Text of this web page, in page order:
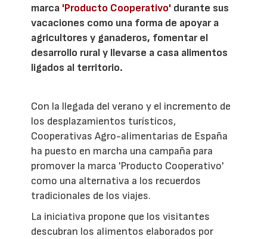
marca 'Producto Cooperativo' durante sus
vacaciones como una forma de apoyar a
agricultores y ganaderos, fomentar el
desarrollo rural y llevarse a casa alimentos
ligados al territorio.
Con la llegada del verano y el incremento de
los desplazamientos turísticos,
Cooperativas Agro-alimentarias de España
ha puesto en marcha una campaña para
promover la marca 'Producto Cooperativo'
como una alternativa a los recuerdos
tradicionales de los viajes.
La iniciativa propone que los visitantes
descubran los alimentos elaborados por